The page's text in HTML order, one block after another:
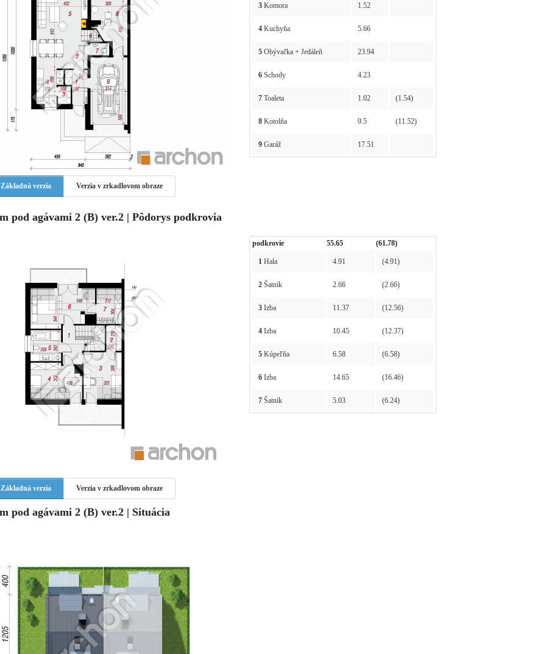
Základná verzia Verzia v zrkadlovom obraze
3Komora 1.52
4Kuchyňa 5.66
5Obývačka + Jedáleň 23.94
6Schody 4.23
7Toaleta 1.02 (1.54)
8Kotolňa 9.5 (11.52)
9Garáž 17.51
pod agávami 2 (B) ver.2 | Pôdorys podkrovia
Základná verzia Verzia v zrkadlovom obraze
podkrovie 55.65 (61.78)
1Hala 4.91 (4.91)
2Šatník 2.66 (2.66)
3Izba 11.37 (12.56)
4Izba 10.45 (12.37)
5Kúpeľňa 6.58 (6.58)
6Izba 14.65 (16.46)
7Šatník 5.03 (6.24)
pod agávami 2 (B) ver.2 | Situácia